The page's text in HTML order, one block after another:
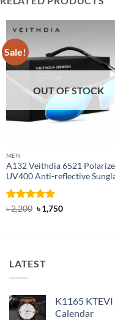
Sale!
OUT OF STOCK
MEN
A132 Veithdia 6521
UV400 Anti-reflective
Rated 4.86
৳2,200 Original
price
৳1,750Current
LATEST
K1165
Calendar